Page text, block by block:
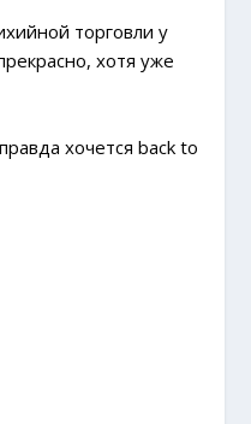
торговли у
хотя уже
хочется back to